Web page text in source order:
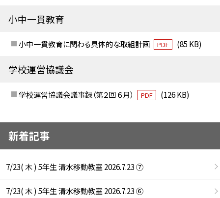
小中一貫教育
小中一貫教育に関わる具体的な取組計画 PDF (85 KB)
学校運営協議会
学校運営協議会議事録（第２回 ６月） PDF (126 KB)
新着記事
7/23( 木 ) 5年生 清水移動教室 2026.7.23 ⑦
7/23( 木 ) 5年生 清水移動教室 2026.7.23 ⑥